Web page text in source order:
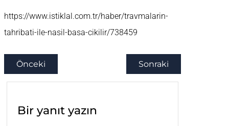
https://www.istiklal.com.tr/haber/travmalarin-
tahribati-ile-nasil-basa-cikilir/738459
Önceki Sonraki
Bir yanıt yazın